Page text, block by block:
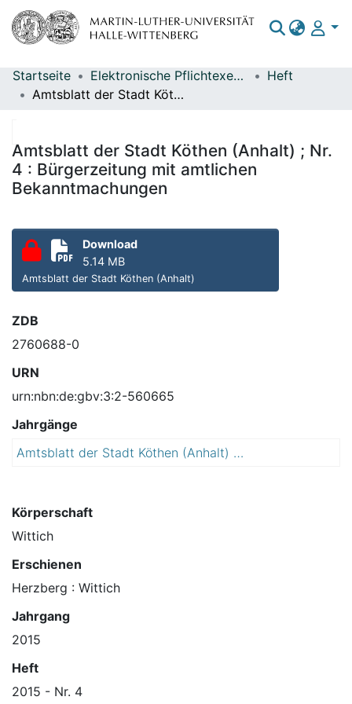
Bereiche & Sammlungen
Statistiken
Startseite Elektronische Pflichtexemplare
Heft
Amtsblatt der Stadt Köthen (Anhalt) ; Nr. 4 : Bürgerzeitung mit amtlichen Bekanntmachungen
Amtsblatt der Stadt Köthen (Anhalt) ; Nr.
4 : Bürgerzeitung mit amtlichen
Bekanntmachungen
Download
5.14 MB
Amtsblatt der Stadt Köthen (Anhalt)
ZDB
2760688-0
URN
urn:nbn:de:gbv:3:2-560665
Jahrgänge
Amtsblatt der Stadt Köthen (Anhalt) : Bürgerzeitung mit amtlichen Bekanntmachungen
Körperschaft
Wittich
Erschienen
Herzberg : Wittich
Jahrgang
2015
Heft
2015 - Nr. 4